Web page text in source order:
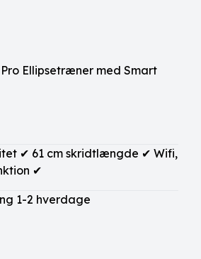
Pro Ellipsetræner med Smart
✔ 61 cm skridtlængde ✔ Wifi,
✔
1-2 hverdage